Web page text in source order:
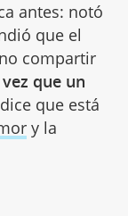
antes: notó
que el
compartir
que un
que está
y la